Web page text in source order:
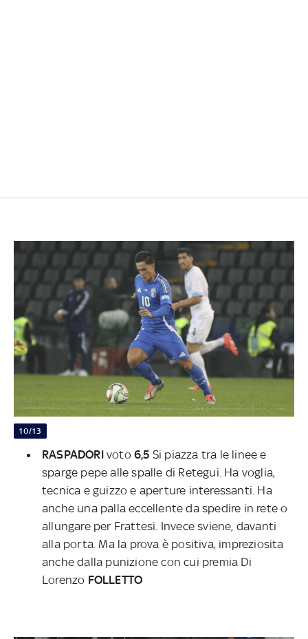
10/13
RASPADORI voto 6,5 Si piazza tra le linee e
sparge pepe alle spalle di Retegui. Ha voglia,
tecnica e guizzo e aperture interessanti. Ha
anche una palla eccellente da spedire in rete o
allungare per Frattesi. Invece sviene, davanti
alla porta. Ma la prova è positiva, impreziosita
anche dalla punizione con cui premia Di
Lorenzo FOLLETTO